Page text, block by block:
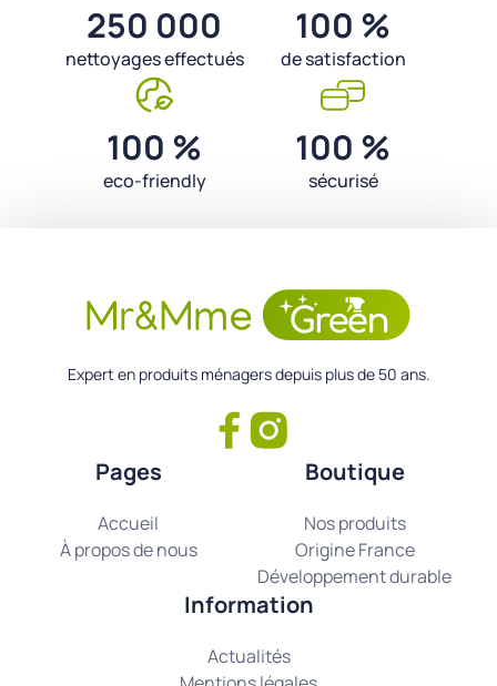
250 000
nettoyages effectués
100 %
de satisfaction
100 %
eco-friendly
100 %
sécurisé
Expert en produits ménagers depuis plus de 50 ans.
Pages
Accueil
À propos de nous
Boutique
Nos produits
Origine France
Développement durable
Information
Actualités